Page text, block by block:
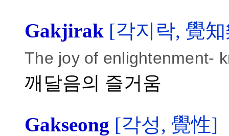
Gakjirak [각지락, 覺
The joy of enlightenment-
깨달음의 즐거움
Gakseong [각성, 覺性]